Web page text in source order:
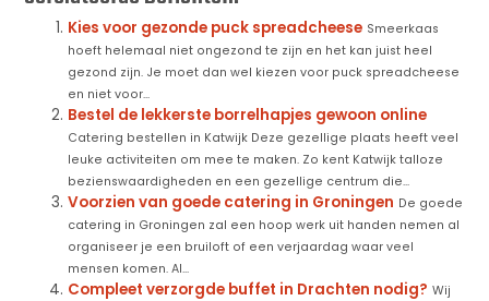
Kies voor gezonde puck spreadcheese Smeerkaas
hoeft helemaal niet ongezond te zijn en het kan juist heel
gezond zijn. Je moet dan wel kiezen voor puck spreadcheese
en niet voor...
Bestel de lekkerste borrelhapjes gewoon online
Catering bestellen in Katwijk Deze gezellige plaats heeft veel
leuke activiteiten om mee te maken. Zo kent Katwijk talloze
bezienswaardigheden en een gezellige centrum die...
Voorzien van goede catering in Groningen De goede
catering in Groningen zal een hoop werk uit handen nemen al
organiseer je een bruiloft of een verjaardag waar veel
mensen komen. Al...
Compleet verzorgde buffet in Drachten nodig? Wij